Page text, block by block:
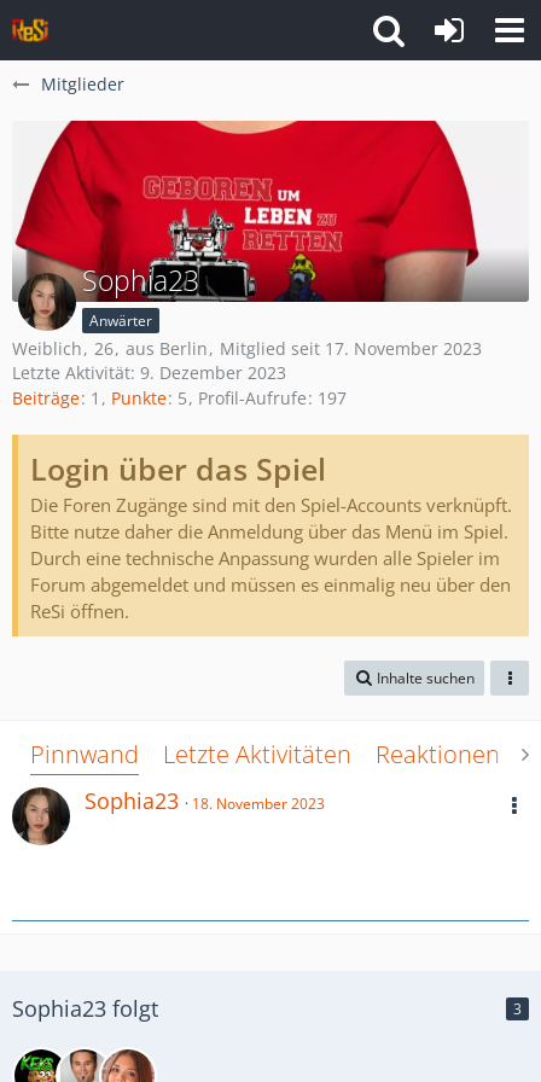
Mitglieder
Sophia23
Anwärter
Weiblich 26 aus Berlin
Mitglied seit 17. November 2023
Letzte Aktivität: 9. Dezember 2023
Beiträge 1 Punkte 5 Profil-Aufrufe 197
Login über das Spiel
Die Foren Zugänge sind mit den Spiel-Accounts verknüpft.
Bitte nutze daher die Anmeldung über das Menü im Spiel.
Durch eine technische Anpassung wurden alle Spieler im
Forum abgemeldet und müssen es einmalig neu über den
ReSi öffnen.
Inhalte suchen
Pinnwand Letzte Aktivitäten Reaktionen
Sophia23 18. November 2023
Sophia23 folgt 3